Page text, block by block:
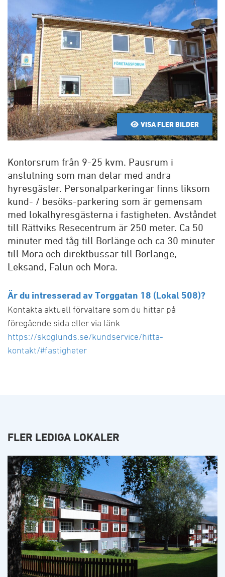
VISA FLER BILDER
Kontorsrum från 9-25 kvm. Pausrum i
anslutning som man delar med andra
hyresgäster. Personalparkeringar finns liksom
kund- / besöks-parkering som är gemensam
med lokalhyresgästerna i fastigheten. Avståndet
till Rättviks Resecentrum är 250 meter. Ca 50
minuter med tåg till Borlänge och ca 30 minuter
till Mora och direktbussar till Borlänge,
Leksand, Falun och Mora.
Är du intresserad av Torggatan 18 (Lokal 508)?
Kontakta aktuell förvaltare som du hittar på
föregående sida eller via länk
https://skoglunds.se/kundservice/hitta-
kontakt/#fastigheter
FLER LEDIGA LOKALER